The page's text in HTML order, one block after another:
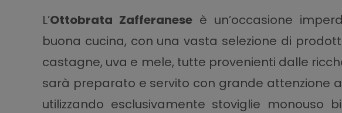
L’Ottobrata Zafferaneseè un’occasione
buona cucina, con una vasta selezione di
castagne, uva e mele, tutte provenienti dalle
sarà preparato e servito con grande attenzione
utilizzando esclusivamente stoviglie monouso